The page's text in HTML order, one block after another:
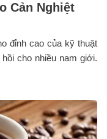
Cản Nghiệt
đỉnh cao của kỹ thuật
cho nhiều nam giới.